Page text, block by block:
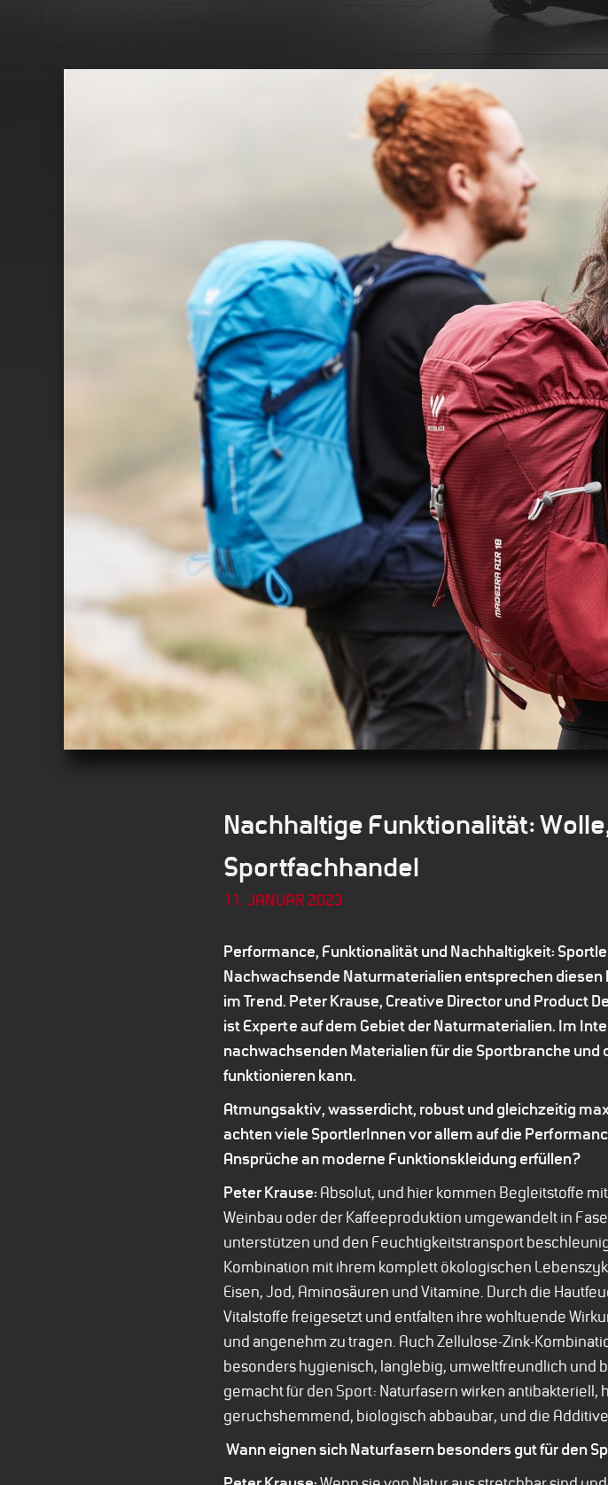
Nachhaltige Funktionalität:
Sportfachhandel
11. JANUAR 2023
Performance, Funktionalität und Nachhaltigkeit:
Nachwachsende Naturmaterialien entsprechen
im Trend. Peter Krause, Creative Director und Product
ist Experte auf dem Gebiet der Naturmaterialien. Im
nachwachsenden Materialien für die Sportbranche
funktionieren kann.
Atmungsaktiv, wasserdicht, robust und gleichzeitig
achten viele SportlerInnen vor allem auf die
Ansprüche an moderne Funktionskleidung erfüllen?
Peter Krause: Absolut, und hier kommen Begleitstoffe
Weinbau oder der Kaffeeproduktion umgewandelt in
unterstützen und den Feuchtigkeitstransport
Kombination mit ihrem komplett ökologischen
Eisen, Jod, Aminosäuren und Vitamine. Durch die
Vitalstoffe freigesetzt und entfalten ihre wohltuende
und angenehm zu tragen. Auch Zellulose-Zink-
besonders hygienisch, langlebig, umweltfreundlich und
gemacht für den Sport: Naturfasern wirken
geruchshemmend, biologisch abbaubar, und die
Wann eignen sich Naturfasern besonders gut für den